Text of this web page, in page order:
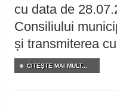
cu data de
Consiliului
și transmiterea
CITEŞTE MAI MULT...